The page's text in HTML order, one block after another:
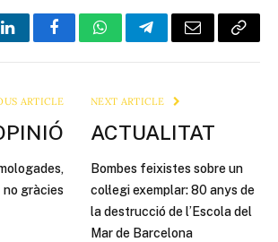
LinkedInFacebookWhatsAppTelegramEmail Copy
ARTICLE
no gràcies
NEXT ARTICLE
ACTUALITAT
Bombes feixistes sobre un
col·legi exemplar: 80 anys de
la destrucció de l’Escola del
Mar de Barcelona